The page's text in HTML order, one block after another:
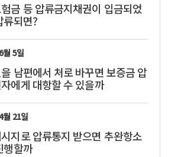
금 등 압류금지채권이 입금되었
류되면?
월 5일
남편에서 처로 바꾸면 보증금 압
에게 대항할 수 있을까
월 21일
지로 압류통지 받으면 추완항소
행할까